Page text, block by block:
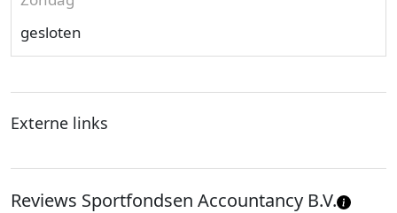
gesloten
Externe links
Reviews Sportfondsen Accountancy B.V.